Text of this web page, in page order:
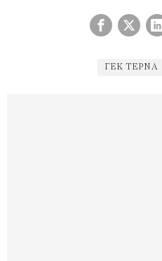
ΓΕΚ ΤΕΡΝΑ